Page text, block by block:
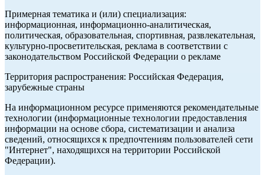
Примерная тематика и (или) специализация:
информационная, информационно-аналитическая,
политическая, образовательная, спортивная, развлекательная,
культурно-просветительская, реклама в соответствии с
законодательством Российской Федерации о рекламе
Территория распространения: Российская Федерация,
зарубежные страны
На информационном ресурсе применяются рекомендательные
технологии (информационные технологии предоставления
информации на основе сбора, систематизации и анализа
сведений, относящихся к предпочтениям пользователей сети
"Интернет", находящихся на территории Российской
Федерации).